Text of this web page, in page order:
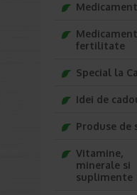
fertilitate
Special la
Idei de
Produse de
Vitamine,
minerale si
suplimente